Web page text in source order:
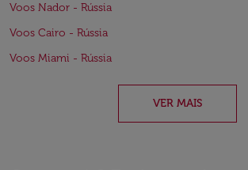
Voos Nador - Rússia
Voos Cairo - Rússia
Voos Miami - Rússia
VER MAIS